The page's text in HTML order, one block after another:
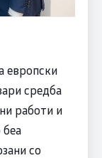
европски
средба
работи и
со